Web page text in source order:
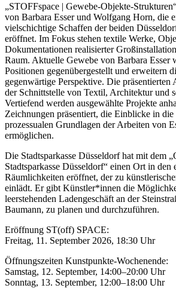
„STOFFspace | Gewebe-Objekte-
von Barbara Esser und Wolfgang Horn, die
vielschichtige Schaffen der beiden
eröffnet. Im Fokus stehen textile Werke,
Dokumentationen realisierter
Raum. Aktuelle Gewebe von Barbara Esser
Positionen gegenübergestellt und erweitern
gegenwärtige Perspektive. Die präsentierten
der Schnittstelle von Textil, Architektur und
Vertiefend werden ausgewählte Projekte
Zeichnungen präsentiert, die Einblicke in
prozessualen Grundlagen der Arbeiten von
ermöglichen.
Die Stadtsparkasse Düsseldorf hat mit dem
Stadtsparkasse Düsseldorf“ einen Ort in den
Räumlichkeiten eröffnet, der zu
einlädt. Er gibt Künstler*innen die
leerstehenden Ladengeschäft an der
Baumann, zu planen und durchzuführen.
Eröffnung ST(off) SPACE:
Freitag, 11. September 2026, 18:30 Uhr
Öffnungszeiten Kunstpunkte-Wochenende:
Samstag, 12. September, 14:00–20:00 Uhr
Sonntag, 13. September, 12:00–18:00 Uhr